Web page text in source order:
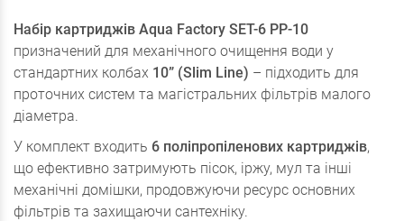
Набір картриджів Aqua Factory SET-6 PP-10
призначений для механічного очищення води у
стандартних колбах 10” (Slim Line) – підходить для
проточних систем та магістральних фільтрів малого
діаметра.
У комплект входить 6 поліпропіленових картриджів,
що ефективно затримують пісок, іржу, мул та інші
механічні домішки, продовжуючи ресурс основних
фільтрів та захищаючи сантехніку.